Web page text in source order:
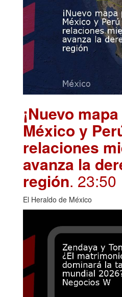
¡Nuevo
México y
relaciones
avanza la
región. 23:50
El Heraldo de México